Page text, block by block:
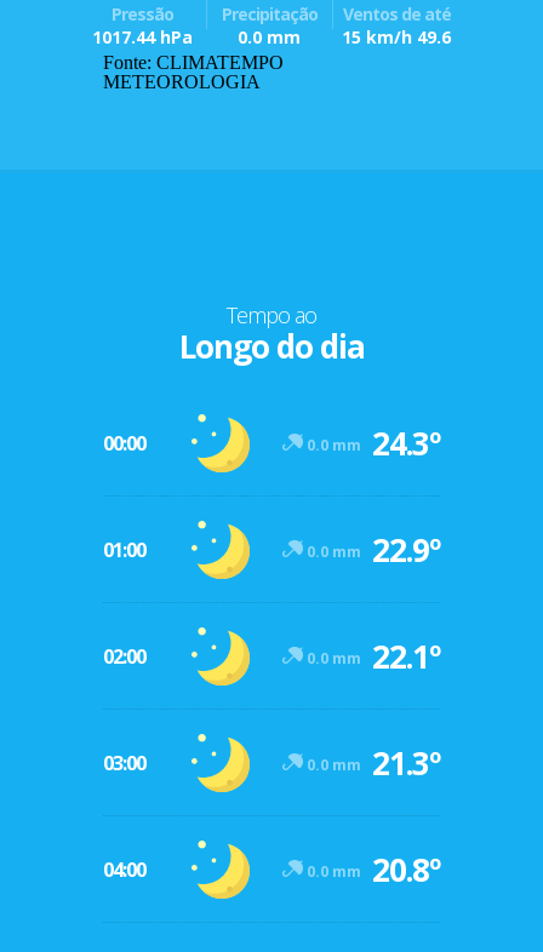
Pressão
1017.44 hPa
Precipitação
0.0 mm
Ventos de até
15 km/h 49.6
Fonte: CLIMATEMPO
METEOROLOGIA
Tempo ao
Longo do dia
00:00 0.0 mm 24.3º
01:00 0.0 mm 22.9º
02:00 0.0 mm 22.1º
03:00 0.0 mm 21.3º
04:00 0.0 mm 20.8º